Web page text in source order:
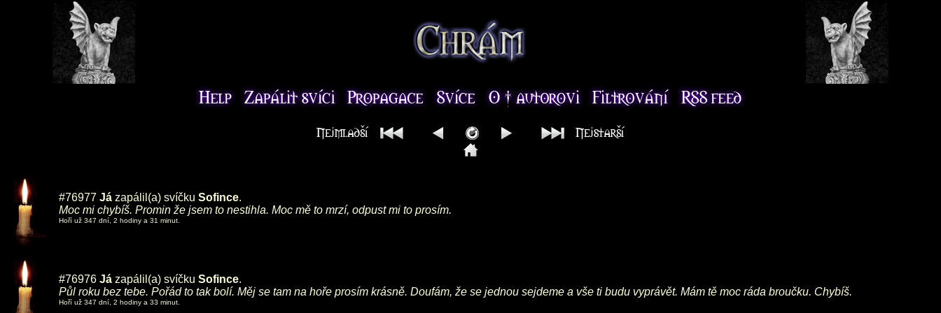
#76977 Já zapálil(a) svíčku Sofince.
Moc mi chybíš. Promin že jsem to nestihla. Moc mě to mrzí, odpust mi to prosím.
Hoří už 347 dní, 2 hodiny a 31 minut.
#76976 Já zapálil(a) svíčku Sofince.
Půl roku bez tebe. Pořád to tak bolí. Měj se tam na hoře prosím krásně. Doufám, že se jednou sejdeme a vše ti budu vyprávět. Mám tě moc ráda broučku. Chybíš.
Hoří už 347 dní, 2 hodiny a 33 minut.